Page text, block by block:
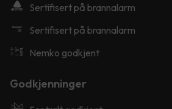
Sertifisert på brannalarm
Sertifisert på brannalarm
Nemko godkjent
Godkjenninger